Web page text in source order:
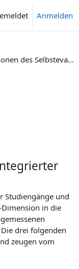
Anmelden
Dimensionen des Selbstevaluations-Tools
Studiengänge und
in die
drei folgenden
zeugen vom